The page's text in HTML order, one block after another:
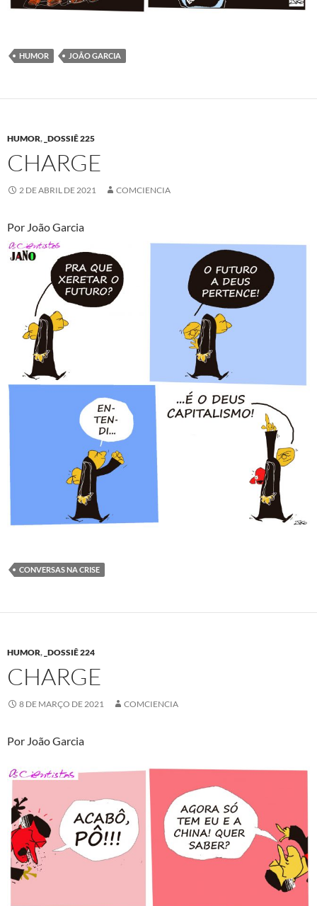
HUMOR JOÃO GARCIA
HUMOR, _DOSSIÊ 225
CHARGE
2 DE ABRIL DE 2021 COMCIENCIA
Por João Garcia
CONVERSAS NA CRISE
HUMOR, _DOSSIÊ 224
CHARGE
8 DE MARÇO DE 2021 COMCIENCIA
Por João Garcia